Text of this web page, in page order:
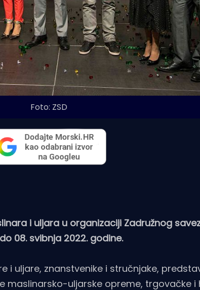
Foto: ZSD
i uljara u organizaciji Zadružnog
08. svibnja 2022. godine.
i uljare, znanstvenike i stručnjake,
maslinarsko-uljarske opreme, trgovačke i